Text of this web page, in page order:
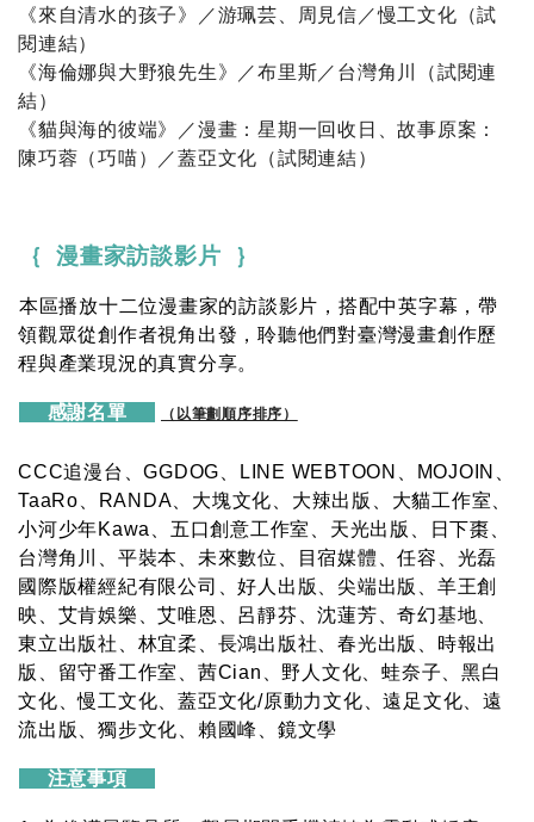
《來自清水的孩子》／游珮芸、周見信／慢工文化（試
閱連結）
《海倫娜與大野狼先生》／布里斯／台灣角川（試閱連
結）
《貓與海的彼端》／漫畫：星期一回收日、故事原案：
陳巧蓉（巧喵）／蓋亞文化（試閱連結）
｛ 漫畫家訪談影片 ｝
本區播放十二位漫畫家的訪談影片，搭配中英字幕，帶
領觀眾從創作者視角出發，聆聽他們對臺灣漫畫創作歷
程與產業現況的真實分享。
感謝名單 （以筆劃順序排序）
CCC追漫台、GGDOG、LINE WEBTOON、MOJOIN、
TaaRo、RANDA、大塊文化、大辣出版、大貓工作室、
小河少年Kawa、五口創意工作室、天光出版、日下棗、
台灣角川、平裝本、未來數位、目宿媒體、任容、光磊
國際版權經紀有限公司、好人出版、尖端出版、羊王創
映、艾肯娛樂、艾唯恩、呂靜芬、沈蓮芳、奇幻基地、
東立出版社、林宜柔、長鴻出版社、春光出版、時報出
版、留守番工作室、茜Cian、野人文化、蛙奈子、黑白
文化、慢工文化、蓋亞文化/原動力文化、遠足文化、遠
流出版、獨步文化、賴國峰、鏡文學
注意事項